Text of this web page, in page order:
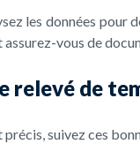
les données
vous de
relevé de
suivez ces